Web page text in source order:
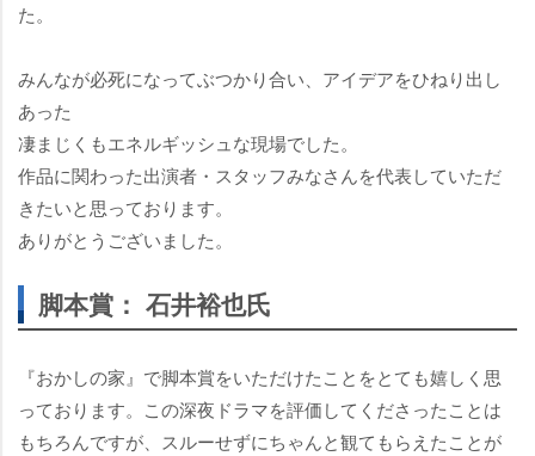
た。
みんなが必死になってぶつかり合い、アイデアをひねり出し
あった
凄まじくもエネルギッシュな現場でした。
作品に関わった出演者・スタッフみなさんを代表していただ
きたいと思っております。
ありがとうございました。
脚本賞： 石井裕也氏
『おかしの家』で脚本賞をいただけたことをとても嬉しく思
っております。この深夜ドラマを評価してくださったことは
もちろんですが、スルーせずにちゃんと観てもらえたことが